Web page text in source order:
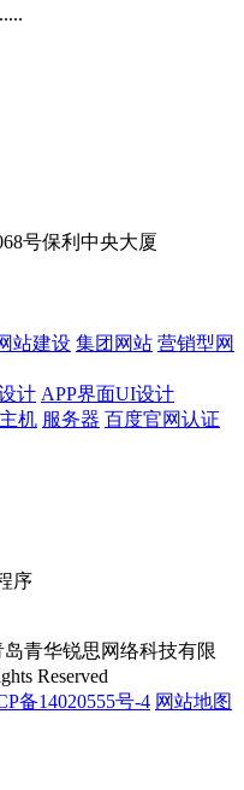
号保利中央大厦
站建设 集团网站 营销型网
计 APP界面UI设计
机 服务器 百度官网认证
岛青华锐思网络科技有限
Reserved
备14020555号-4 网站地图